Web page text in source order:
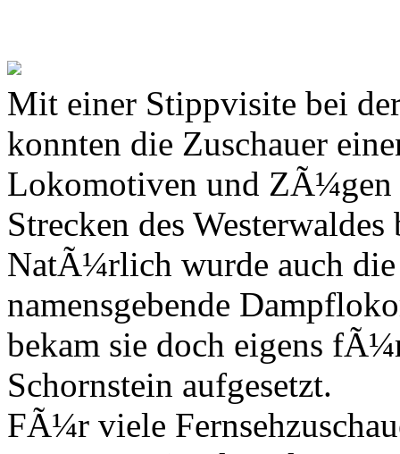
Mit einer Stippvisite bei
konnten die Zuschauer
Lokomotiven und ZÃ¼gen
Strecken des Westerwaldes
NatÃ¼rlich wurde auch die
namensgebende
bekam sie doch eigens
Schornstein aufgesetzt.
FÃ¼r viele